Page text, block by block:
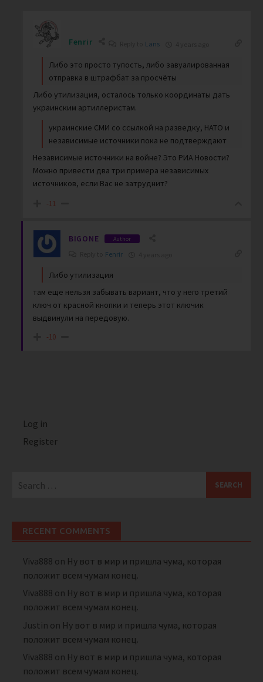
Fenrir Lans
Либо это просто тупость, либо завуалированная
отправка в штрафбат за просчёты
Либо утилизация, осталось только координаты дать
украинским артиллеристам.
украинские СМИ со ссылкой на разведку, НАТО и
независимые источники пока не подтверждают
Независимые источники на войне? Это РИА Новости?
Можно привести два три примера независимых
источников, если Вас не затруднит?
-11
BIGONE Author
Fenrir
Либо утилизация
там еще нельзя забывать вариант, что у него третий
ключ от красной кнопки и теперь этот ключик
выдвинули на передовую.
-10
Log in
Register
for:
RECENT COMMENTS
Viva888 on Ну вот в мир и пришла чума, которая
положит всем чумам конец.
Viva888 on Ну вот в мир и пришла чума, которая
положит всем чумам конец.
Justin on Ну вот в мир и пришла чума, которая
положит всем чумам конец.
Viva888 on Ну вот в мир и пришла чума, которая
положит всем чумам конец.